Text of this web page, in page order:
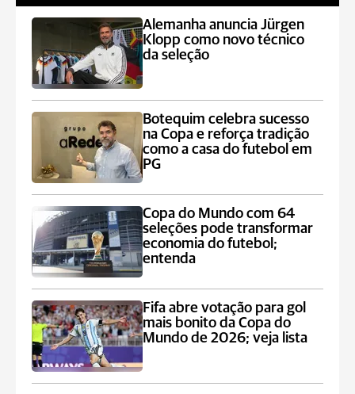
Alemanha anuncia Jürgen
Klopp como novo técnico
da seleção
Botequim celebra sucesso
na Copa e reforça tradição
como a casa do futebol em
PG
Copa do Mundo com 64
seleções pode transformar
economia do futebol;
entenda
Fifa abre votação para gol
mais bonito da Copa do
Mundo de 2026; veja lista